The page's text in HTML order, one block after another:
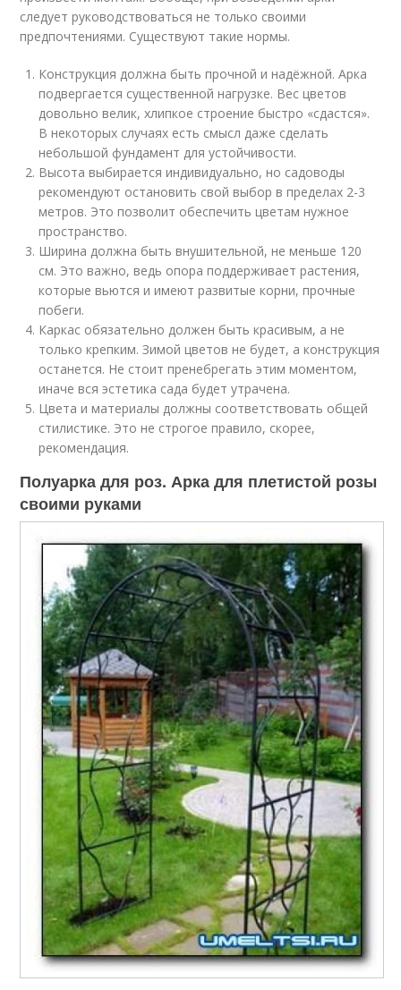
следует руководствоваться не только своими
предпочтениями. Существуют такие нормы.
Конструкция должна быть прочной и надёжной. Арка
подвергается существенной нагрузке. Вес цветов
довольно велик, хлипкое строение быстро «сдастся».
В некоторых случаях есть смысл даже сделать
небольшой фундамент для устойчивости.
Высота выбирается индивидуально, но садоводы
рекомендуют остановить свой выбор в пределах 2-3
метров. Это позволит обеспечить цветам нужное
пространство.
Ширина должна быть внушительной, не меньше 120
см. Это важно, ведь опора поддерживает растения,
которые вьются и имеют развитые корни, прочные
побеги.
Каркас обязательно должен быть красивым, а не
только крепким. Зимой цветов не будет, а конструкция
останется. Не стоит пренебрегать этим моментом,
иначе вся эстетика сада будет утрачена.
Цвета и материалы должны соответствовать общей
стилистике. Это не строгое правило, скорее,
рекомендация.
Полуарка для роз. Арка для плетистой розы
своими руками